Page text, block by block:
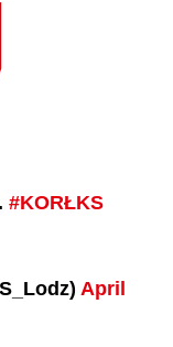
#KORŁKS
April